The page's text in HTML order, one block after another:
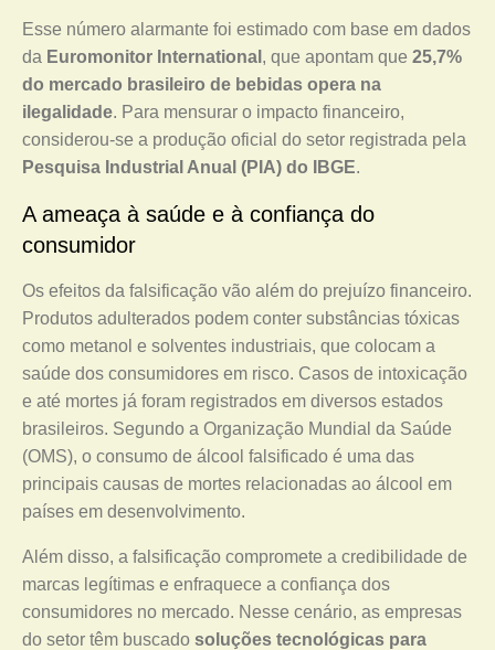
Esse número alarmante foi estimado com base em dados
da Euromonitor International , que apontam que 25,7%
do mercado brasileiro de bebidas opera na
ilegalidade. Para mensurar o impacto financeiro,
considerou-se a produção oficial do setor registrada pela
Pesquisa Industrial Anual (PIA) do IBGE.
A ameaça à saúde e à confiança do
consumidor
Os efeitos da falsificação vão além do prejuízo financeiro.
Produtos adulterados podem conter substâncias tóxicas
como metanol e solventes industriais, que colocam a
saúde dos consumidores em risco. Casos de intoxicação
e até mortes já foram registrados em diversos estados
brasileiros. Segundo a Organização Mundial da Saúde
(OMS), o consumo de álcool falsificado é uma das
principais causas de mortes relacionadas ao álcool em
países em desenvolvimento.
Além disso, a falsificação compromete a credibilidade de
marcas legítimas e enfraquece a confiança dos
consumidores no mercado. Nesse cenário, as empresas
do setor têm buscado soluções tecnológicas para